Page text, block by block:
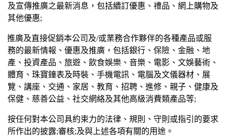
及宣傳推廣之最新消息，包括續訂優惠、禮品、網上購物及
其他優惠;
推廣及直接促銷本公司及/或業務合作夥伴的各種產品或服
務的最新情報、優惠及推廣，包括銀行、保險、金融、地
產、投資產品、旅遊、飲食娛樂、音樂、電影、文娛藝術、
體育、珠寶鐘表及時裝、手機電訊、電腦及文儀器材、展
覽、講座、交通、家居、教育、招聘、進修、親子、健康及
保健、慈善公益、社交網絡及其他高級消費類產品等;
按任何對本公司具約束力的法律、規則、守則或指引的要求
所作出的披露;審核;及與上述各項有關的用途。